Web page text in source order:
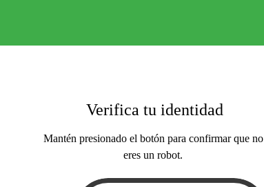
Verifica tu identidad
Mantén presionado el botón para confirmar que no
eres un robot.